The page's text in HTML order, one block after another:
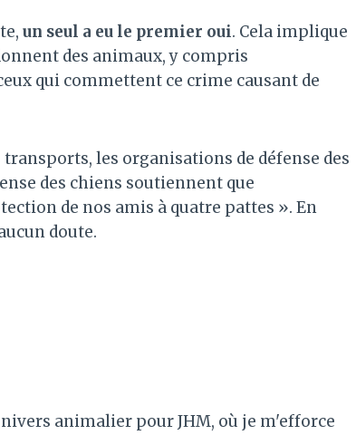
un seul a eu le premier oui. Cela implique
des animaux, y compris
qui commettent ce crime causant de
les organisations de défense des
des chiens soutiennent que
de nos amis à quatre pattes ». En
doute.
animalier pour JHM, où je m'efforce